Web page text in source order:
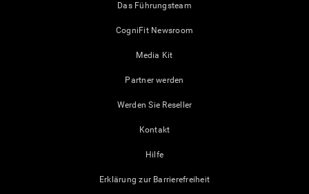
Das Führungsteam
CogniFit Newsroom
Media Kit
Partner werden
Werden Sie Reseller
Kontakt
Hilfe
Erklärung zur Barrierefreiheit